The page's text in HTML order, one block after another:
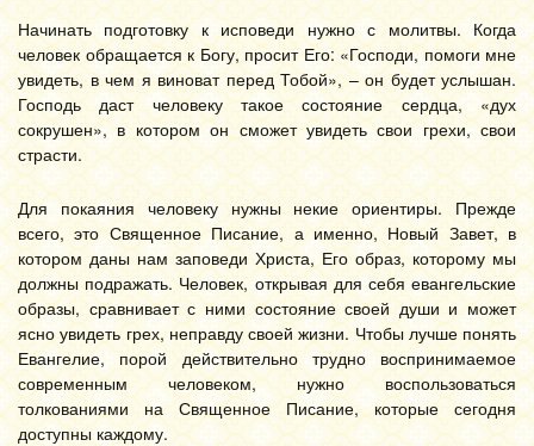
Начинать подготовку к исповеди нужно с молитвы. Когда
человек обращается к Богу, просит Его: «Господи, помоги мне
увидеть, в чем я виноват перед Тобой», – он будет услышан.
Господь даст человеку такое состояние сердца, «дух
сокрушен», в котором он сможет увидеть свои грехи, свои
страсти.
Для покаяния человеку нужны некие ориентиры. Прежде
всего, это Священное Писание, а именно, Новый Завет, в
котором даны нам заповеди Христа, Его образ, которому мы
должны подражать. Человек, открывая для себя евангельские
образы, сравнивает с ними состояние своей души и может
ясно увидеть грех, неправду своей жизни. Чтобы лучше понять
Евангелие, порой действительно трудно воспринимаемое
современным человеком, нужно воспользоваться
толкованиями на Священное Писание, которые сегодня
доступны каждому.